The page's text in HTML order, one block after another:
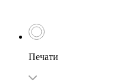
Печати